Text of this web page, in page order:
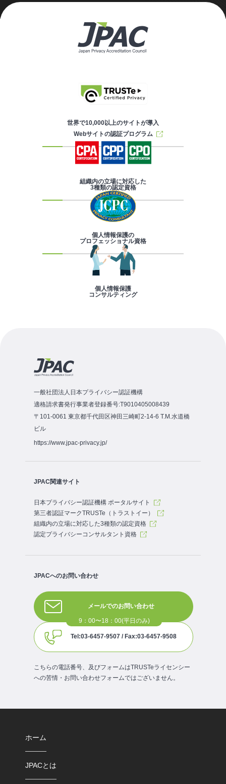
世界で10,000以上のサイトが導入
Webサイトの認証プログラム
組織内の立場に対応した
3種類の認定資格
個人情報保護の
プロフェッショナル資格
個人情報保護
コンサルティング
一般社団法人日本プライバシー認証機構
適格請求書発行事業者登録番号:T9010405008439
〒101-0061 東京都千代田区神田三崎町2-14-6 T.M.水道橋
ビル
https://www.jpac-privacy.jp/
JPAC関連サイト
日本プライバシー認証機構 ポータルサイト
第三者認証マークTRUSTe（トラストイー）
組織内の立場に対応した3種類の認定資格
認定プライバシーコンサルタント資格
JPACへのお問い合わせ
メールでのお問い合わせ
Tel:03-6457-9507 / Fax:03-6457-9508
こちらの電話番号、及びフォームはTRUSTeライセンシー
への苦情・お問い合わせフォームではございません。
ホーム
JPACとは